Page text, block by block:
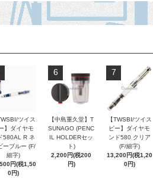
ツイス
】ダイヤモ
580AL R ネ
ーブルー (F/
細字)
円(税1,50
0円)
6
【中島重久堂】T
SUNAGO (PENC
IL HOLDERセッ
ト)
2,200円(税200
円)
7
【TWSBI/ツイス
ビー】ダイヤモ
ンド580 クリア
(F/細字)
13,200円(税1,20
0円)